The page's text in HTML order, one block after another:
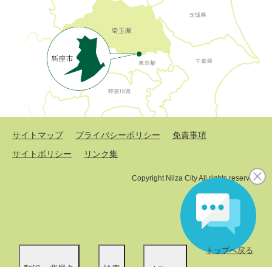
トップへ戻る
サイトマップ プライバシーポリシー
免責事項
サイトポリシー
リンク集
Copyright Niiza City All rights reserved.